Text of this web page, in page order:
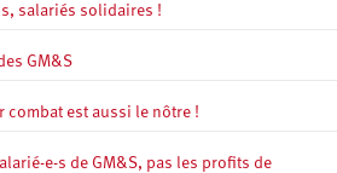
salariés solidaires !
GM&S
combat est aussi le nôtre !
e-s de GM&S, pas les profits de